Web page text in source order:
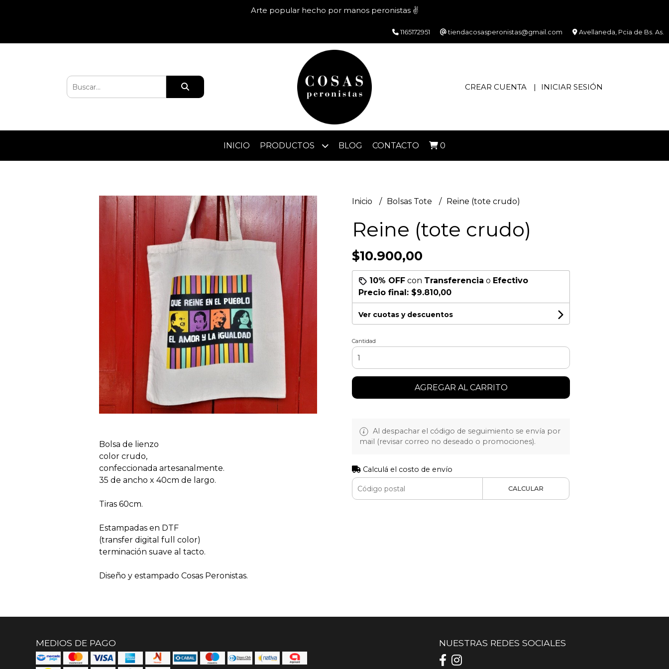
Arte popular hecho por manos peronistas ✌️
1165172951 tiendacosasperonistas@gmail.com Avellaneda, Pcia de Bs. As.
CREAR CUENTA INICIAR SESIÓN
INICIO PRODUCTOS BLOG CONTACTO 0
Bolsa de lienzo
color crudo,
confeccionada artesanalmente.
35 de ancho x 40cm de largo.
Tiras 60cm.
Estampadas en DTF
(transfer digital full color)
terminación suave al tacto.
Diseño y estampado Cosas Peronistas.
Inicio Bolsas Tote Reine (tote crudo)
Reine (tote crudo)
$10.900,00
10% OFF con Transferencia o Efectivo
Precio final: $9.810,00
Ver cuotas y descuentos
Cantidad
AGREGAR AL CARRITO
Al despachar el código de seguimiento se envía por
mail (revisar correo no deseado o promociones).
Calculá el costo de envío
CALCULAR
MEDIOS DE PAGO NUESTRAS REDES SOCIALES